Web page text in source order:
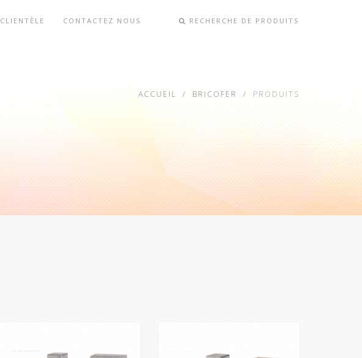
CLIENTÈLE CONTACTEZ NOUS RECHERCHE DE PRODUITS
ACCUEIL BRICOFER PRODUITS